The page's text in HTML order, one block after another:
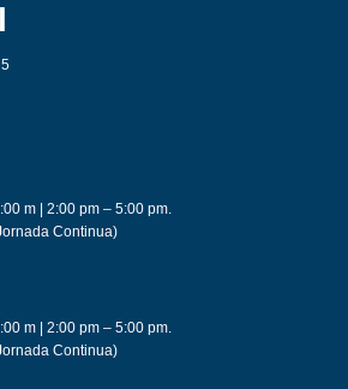
m | 2:00 pm – 5:00 pm.
Continua)
m | 2:00 pm – 5:00 pm.
Continua)